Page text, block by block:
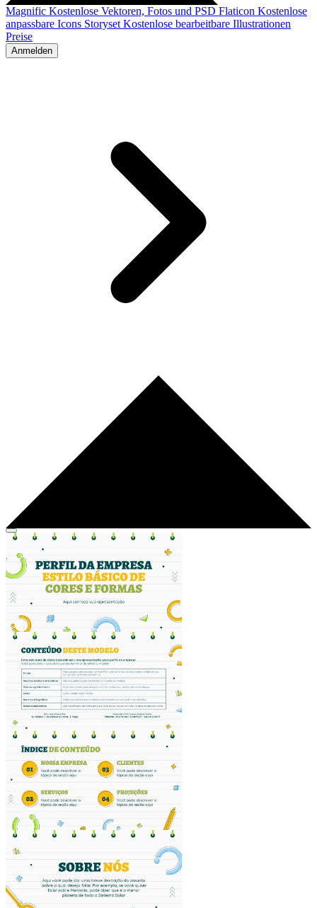
Magnific Kostenlose Vektoren, Fotos und PSD Flaticon Kostenlose
anpassbare Icons Storyset Kostenlose bearbeitbare Illustrationen
Preise
Anmelden